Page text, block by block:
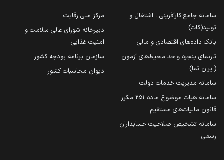
سامانه جامع کارآفرینی ، اشتغال و
تولید(کات)
بانک داده‌های اقتصادی و مالی
تارنمای پنجره واحد محیط‌های آزمون
(ایران تما)
سامانه مدیریت خدمات دولت
سامانه هیات موضوع ماده 251 مکرر
قانون مالیات‌های مستقیم
سامانه تشخیص صلاحیت حسابداران
رسمی
مرکز ملی رقابت
دبیرخانه شورای عالی سلامت و
امنیت غذایی
سازمان برنامه بودجه کشور
دیوان محاسبات کشور